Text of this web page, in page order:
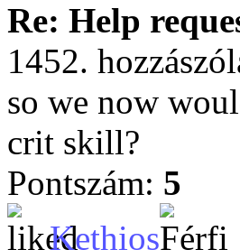
Re: Help
1452.
so we now
crit skill?
Pontszám: 5
Kethios